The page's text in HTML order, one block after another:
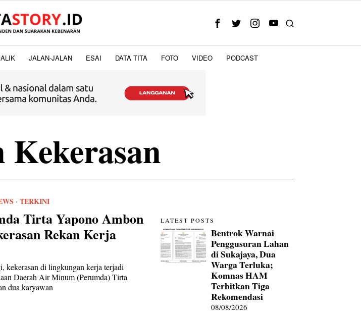
JALAN-JALAN ESAI DATA TITA FOTO VIDEO PODCAST
· TERKINI
Tirta Yapono Ambon
Rekan Kerja
kekerasan di lingkungan kerja terjadi
Daerah Air Minum (Perumda) Tirta
dua karyawan
LATEST POSTS
Bentrok Warnai
Penggusuran Lahan
di Sukajaya, Dua
Warga Terluka;
Komnas HAM
Terbitkan Tiga
Rekomendasi
08/08/2026